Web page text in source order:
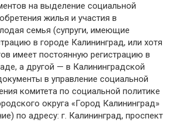
на выделение социальной
жилья и участия в
семья (супруги, имеющие
в городе Калининград, или хотя
имеет постоянную регистрацию в
а другой — в Калининградской
в управление социальной
комитета по социальной политике
округа «Город Калининград»
по адресу: г. Калининград, проспект